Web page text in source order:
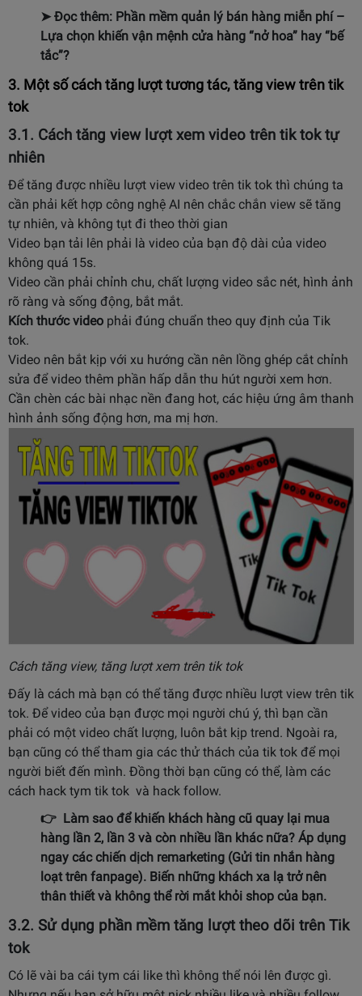
➤ Đọc thêm: Phần mềm quản lý bán hàng miễn phí–
Lựa chọn khiến vận mệnh cửa hàng “nở hoa” hay “bế
tắc”?
3. Một số cách tăng lượt tương tác, tăng view trên tik
tok
3.1. Cách tăng view lượt xem video trên tik tok tự
nhiên
Để tăng được nhiều lượt view video trên tik tok thì chúng ta
cần phải kết hợp công nghệ AI nên chắc chắn view sẽ tăng
tự nhiên, và không tụt đi theo thời gian
Video bạn tải lên phải là video của bạn độ dài của video
không quá 15s.
Video cần phải chỉnh chu, chất lượng video sắc nét, hình ảnh
rõ ràng và sống động, bắt mắt.
Kích thước video phải đúng chuẩn theo quy định của Tik
tok.
Video nên bắt kịp với xu hướng cần nên lồng ghép cắt chỉnh
sửa để video thêm phần hấp dẫn thu hút người xem hơn.
Cần chèn các bài nhạc nền đang hot, các hiệu ứng âm thanh
hình ảnh sống động hơn, ma mị hơn.
Cách tăng view, tăng lượt xem trên tik tok
Đấy là cách mà bạn có thể tăng được nhiều lượt view trên tik
tok. Để video của bạn được mọi người chú ý, thì bạn cần
phải có một video chất lượng, luôn bắt kịp trend. Ngoài ra,
bạn cũng có thể tham gia các thử thách của tik tok để mọi
người biết đến mình. Đồng thời bạn cũng có thể, làm các
cách hack tym tik tok và hack follow.
👉 Làm sao để khiến khách hàng cũ quay lại mua
hàng lần 2, lần 3 và còn nhiều lần khác nữa? Áp dụng
ngay các chiến dịch remarketing (Gửi tin nhắn hàng
loạt trên fanpage). Biến những khách xa lạ trở nên
thân thiết và không thể rời mắt khỏi shop của bạn.
3.2. Sử dụng phần mềm tăng lượt theo dõi trên Tik
tok
Có lẽ vài ba cái tym cái like thì không thể nói lên được gì.